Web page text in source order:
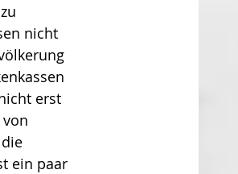
nicht
erst
ein paar